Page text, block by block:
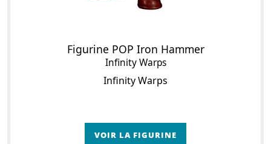
Figurine POP Iron Hammer
Infinity Warps
Infinity Warps
VOIR LA FIGURINE